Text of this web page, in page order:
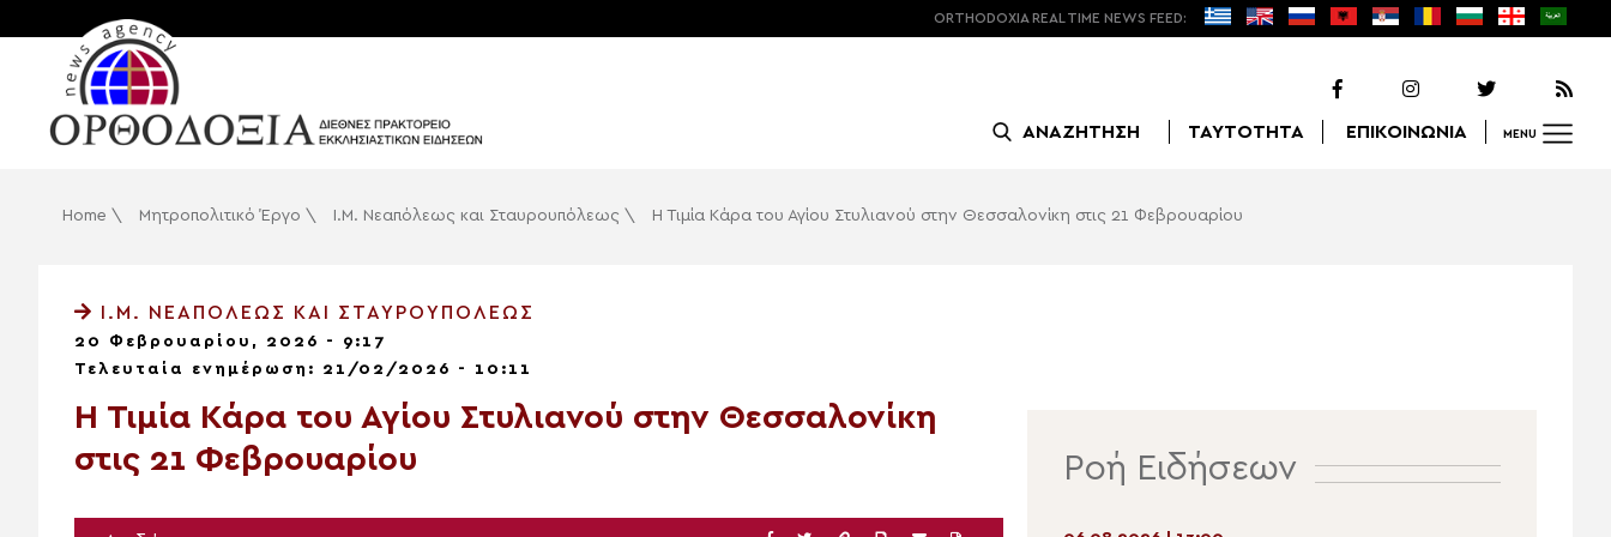
ORTHODOXIA REAL TIME NEWS FEED:
ΑΝΑΖΗΤΗΣΗ ΤΑΥΤΟΤΗΤΑ ΕΠΙΚΟΙΝΩΝΙΑ MENU
Home \ Μητροπολιτικό Έργο \ Ι.Μ. Νεαπόλεως και Σταυρουπόλεως \ Η Τιμία Κάρα του Αγίου Στυλιανού στην Θεσσαλονίκη στις 21 Φεβρουαρίου
Ι.Μ. ΝΕΑΠΌΛΕΩΣ ΚΑΙ ΣΤΑΥΡΟΥΠΌΛΕΩΣ
20 Φεβρουαρίου, 2026 - 9:17
Τελευταία ενημέρωση: 21/02/2026 - 10:11
Η Τιμία Κάρα του Αγίου Στυλιανού στην Θεσσαλονίκη
στις 21 Φεβρουαρίου
Ροή Ειδήσεων